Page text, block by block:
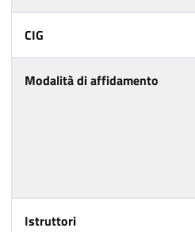
CIG
Modalità di affidamento
Istruttori